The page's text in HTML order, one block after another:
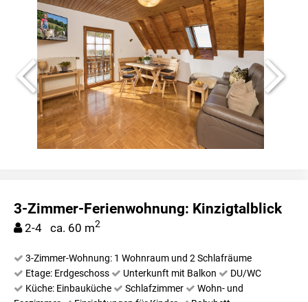
3-Zimmer-Ferienwohnung: Kinzigtalblick
2-4 ca. 60 m2
3-Zimmer-Wohnung: 1 Wohnraum und 2 Schlafräume
Etage: Erdgeschoss
Unterkunft mit Balkon
DU/WC
Küche: Einbauküche
Schlafzimmer
Wohn- und